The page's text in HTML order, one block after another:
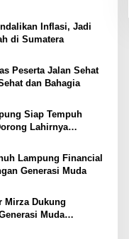
Inflasi, Jadi
di Sumatera
Peserta Jalan Sehat
dan Bahagia
Siap Tempuh
Lahirnya
Lampung Financial
Generasi Muda
Mirza Dukung
Muda